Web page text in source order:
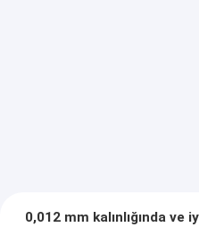
0,012 mm kalınlığında